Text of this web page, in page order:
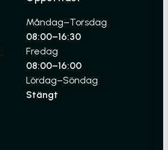
Måndag–Torsdag
08:00–16:30
Fredag
08:00–16:00
Lördag–Söndag
Stängt